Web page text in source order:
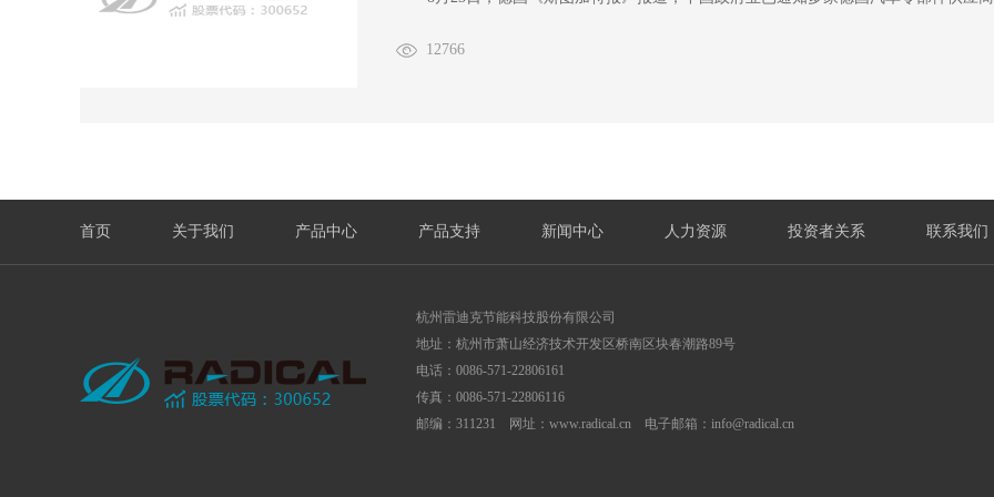
12766
首页 关于我们 产品中心 产品支持 新闻中心 人力资源 投资者关系 联系我们
杭州雷迪克节能科技股份有限公司
地址：杭州市萧山经济技术开发区桥南区块春潮路89号
电话：0086-571-22806161
传真：0086-571-22806116
邮编：311231 网址：www.radical.cn 电子邮箱：info@radical.cn